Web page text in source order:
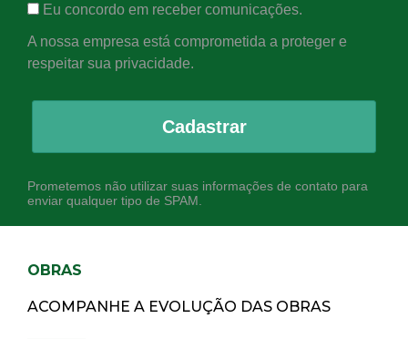
Eu concordo em receber comunicações.
A nossa empresa está comprometida a proteger e
respeitar sua privacidade.
Cadastrar
Prometemos não utilizar suas informações de contato para
enviar qualquer tipo de SPAM.
OBRAS
ACOMPANHE A EVOLUÇÃO DAS OBRAS